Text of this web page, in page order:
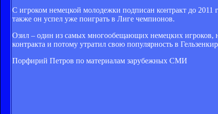
С игроком немецкой молодежки подписан контракт до 2011
также он успел уже поиграть в Лиге чемпионов.
Озил – один из самых многообещающих немецких игроков,
контракта и потому утратил свою популярность в
Порфирий Петров по материалам зарубежных СМИ